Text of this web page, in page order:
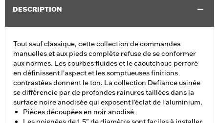
DESCRIPTION
Tout sauf classique, cette collection de commandes
manuelles et aux pieds complète refuse de se conformer
aux normes. Les courbes fluides et le caoutchouc perforé
en définissent l'aspect et les somptueuses finitions
contrastées donnent le ton. La collection Defiance usinée
se différencie par de profondes rainures taillées dans la
surface noire anodisée qui exposent l'éclat de l'aluminium.
Pièces découpées en noir anodisé